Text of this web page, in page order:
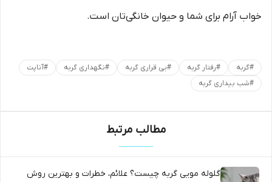
خواب آرام برای شما و حیوان خانگی‌تان است.
#گربه #رفتار گربه #بی قراری گربه #نگهداری گربه #آناپت
#شب بیداری گربه
مطالب مرتبط
گلوله مویی گربه چیست؟ علائم، خطرات و بهترین روش